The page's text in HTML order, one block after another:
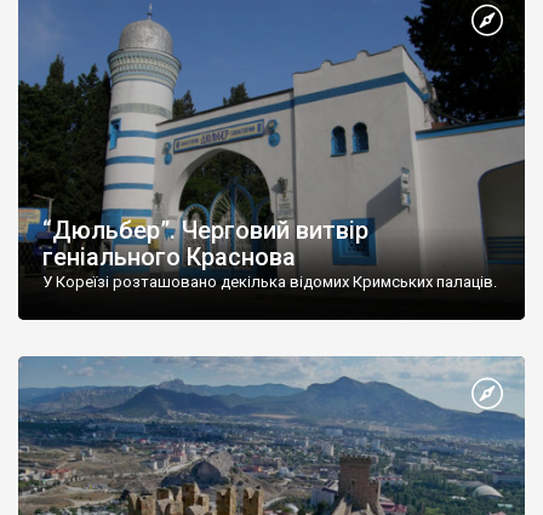
“Дюльбер”. Черговий витвір
геніального Краснова
У Кореїзі розташовано декілька відомих Кримських палаців.